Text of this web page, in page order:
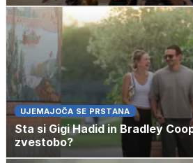
UJEMAJOČA SE PRSTANA
Sta si Gigi Hadid in Bradley
zvestobo?